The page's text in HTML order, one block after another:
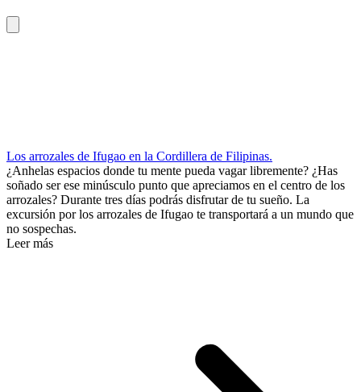
Los arrozales de Ifugao en la Cordillera de Filipinas.
¿Anhelas espacios donde tu mente pueda vagar libremente? ¿Has
soñado ser ese minúsculo punto que apreciamos en el centro de los
arrozales? Durante tres días podrás disfrutar de tu sueño. La
excursión por los arrozales de Ifugao te transportará a un mundo que
no sospechas.
Leer más